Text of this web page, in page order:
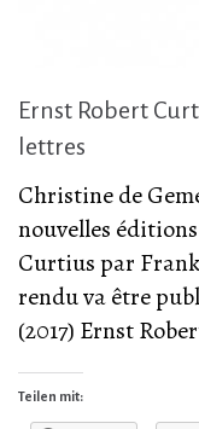
Ernst Robert
lettres
Christine de
nouvelles
Curtius par
rendu va être
(2017) Ernst
Teilen mit: